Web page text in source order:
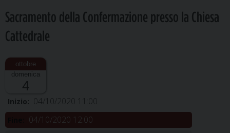
Sacramento della Confermazione presso la Chiesa
Cattedrale
domenica
4
Inizio: 04/10/2020 11:00
04/10/2020 12:00